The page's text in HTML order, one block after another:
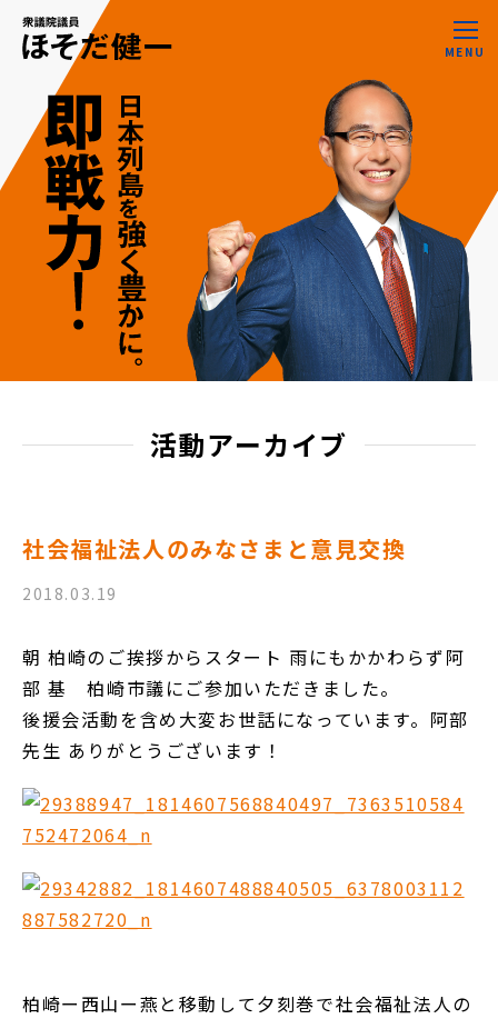
MENU
活動アーカイブ
社会福祉法人のみなさまと意見交換
2018.03.19
朝 柏崎のご挨拶からスタート 雨にもかかわらず阿
部 基 柏崎市議にご参加いただきました。
後援会活動を含め大変お世話になっています。阿部
先生 ありがとうございます！
柏崎ー西山ー燕と移動して夕刻巻で社会福祉法人の